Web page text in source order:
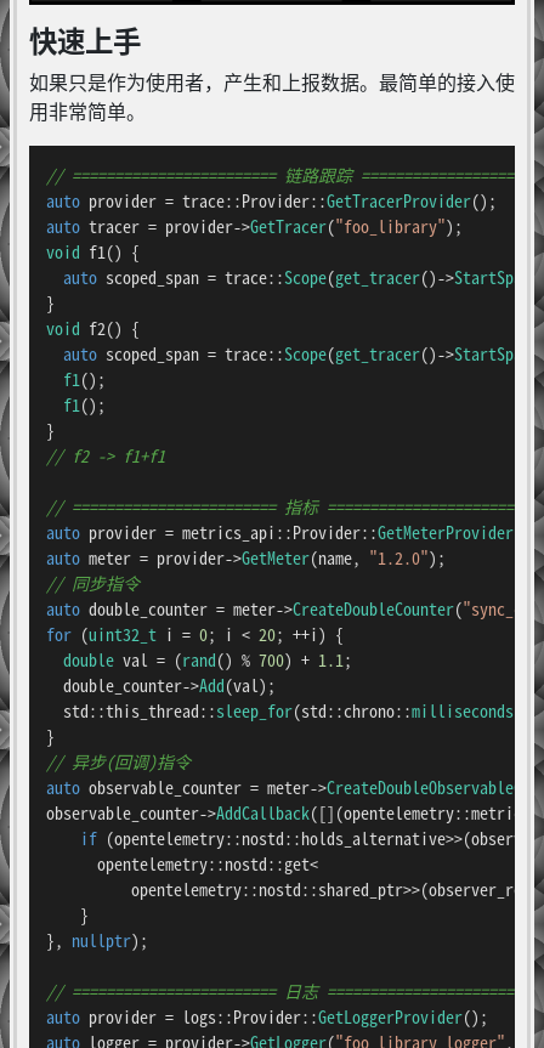
快速上手
如果只是作为使用者，产生和上报数据。最简单的接入使
用非常简单。
// ======================== 链路跟踪
auto provider = trace::Provider::GetTracerProvider
auto tracer = provider->GetTracer("foo_library"
void f1() {
auto scoped_span = trace::Scope(get_tracer()->StartSpan
void f2() {
auto scoped_span = trace::Scope(get_tracer()->StartSpan (
f1();
f1();
// f2 -> f1+f1
// ======================== 指标 ========================
auto provider = metrics_api::Provider::GetMeterProvider
();
auto meter = provider->GetMeter(name, "1.2.0"
// 同步指令
auto double_counter = meter->CreateDoubleCounter(
for (uint32_t i = 0; i < 20; ++i) {
double val = (rand() % 700) + 1.1;
double_counter->Add(val);
std::this_thread::sleep_for(std::chrono::milliseconds(
// 异步(回调)指令
auto observable_counter = meter->
observable_counter->AddCallback
if
opentelemetry::nostd::get<
}
}, nullptr);
// ======================== 日志 ========================
auto provider = logs::Provider::GetLoggerProvider
auto logger = provider->GetLogger("foo_library_logger",